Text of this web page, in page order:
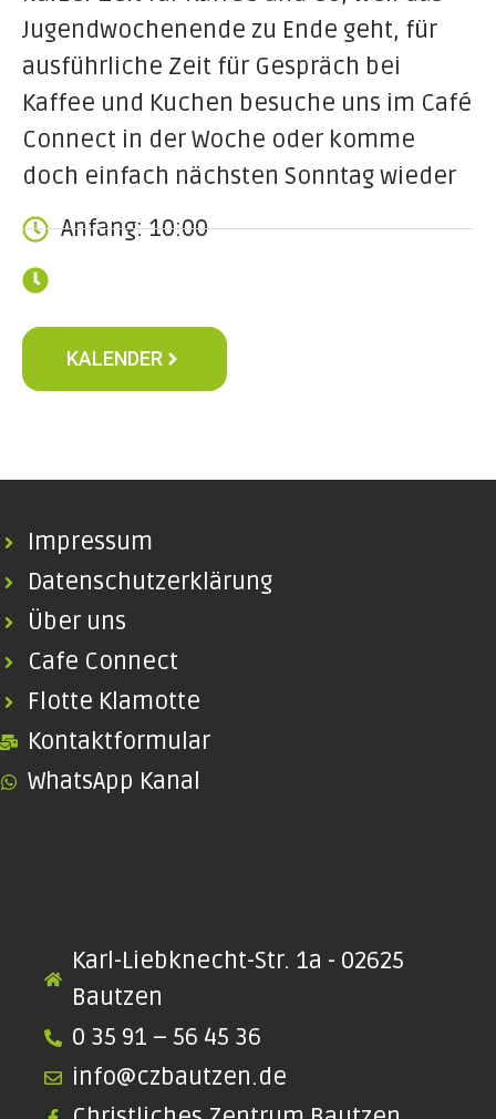
Jugendwochenende zu Ende geht, für
ausführliche Zeit für Gespräch bei
Kaffee und Kuchen besuche uns im Café
Connect in der Woche oder komme
doch einfach nächsten Sonntag wieder
Anfang: 10:00
KALENDER
Impressum
Datenschutzerklärung
Über uns
Cafe Connect
Flotte Klamotte
Kontaktformular
WhatsApp Kanal
Karl-Liebknecht-Str. 1a - 02625
Bautzen
0 35 91 – 56 45 36
info@czbautzen.de